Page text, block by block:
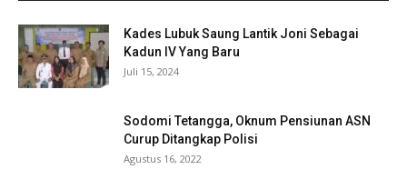
Kades Lubuk Saung Lantik Joni Sebagai
Kadun IV Yang Baru
Juli 15, 2024
Sodomi Tetangga, Oknum Pensiunan ASN
Curup Ditangkap Polisi
Agustus 16, 2022